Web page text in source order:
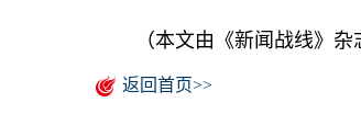
（本文由《新闻战线》杂
返回首页>>